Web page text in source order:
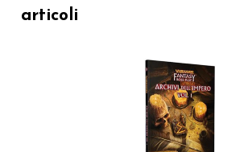
articoli